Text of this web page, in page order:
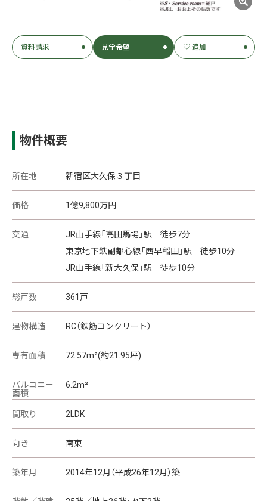
資料請求 見学希望 ♡ 追加
物件概要
所在地 新宿区大久保３丁目
価格 1億9,800万円
交通
JR山手線「高田馬場」駅 徒歩7分
東京地下鉄副都心線「西早稲田」駅 徒歩10分
JR山手線「新大久保」駅 徒歩10分
総戸数 361戸
建物構造 RC（鉄筋コンクリート）
専有面積 72.57m²(約21.95坪)
バルコニー
面積
6.2m²
間取り 2LDK
向き 南東
築年月 2014年12月（平成26年12月）築